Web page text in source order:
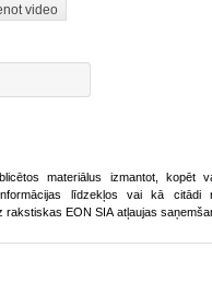
video
materiālus izmantot, kopēt
līdzekļos vai kā citādi
rakstiskas EON SIA atļaujas